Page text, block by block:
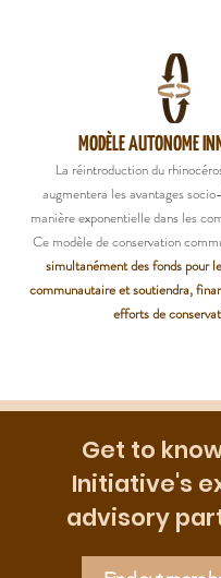
MODÈLE AUTONOME
La réintroduction du
augmentera les avantages
manière exponentielle dans les
Ce modèle de conservation
simultanément des fonds pour
communautaire et soutiendra,
efforts de
Get to
Initiative's
advisory